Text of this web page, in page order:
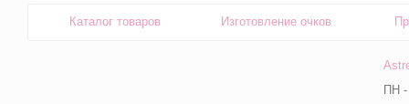
Каталог товаров Изготовление очков
ПН